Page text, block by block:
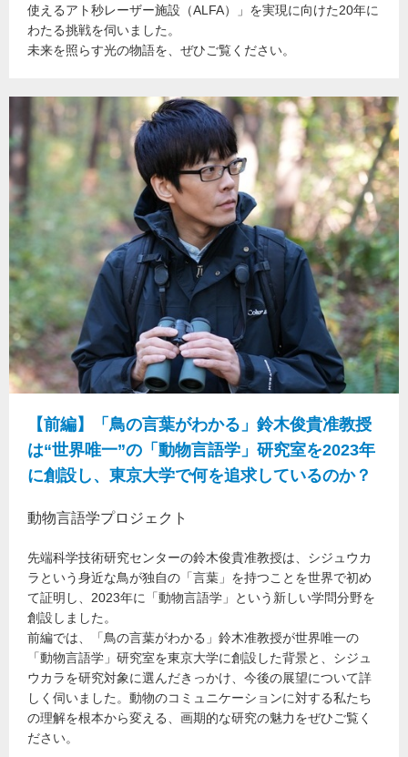
使えるアト秒レーザー施設（ALFA）」を実現に向けた20年に
わたる挑戦を伺いました。
未来を照らす光の物語を、ぜひご覧ください。
【前編】「鳥の言葉がわかる」鈴木俊貴准教授
は“世界唯一”の「動物言語学」研究室を2023年
に創設し、東京大学で何を追求しているのか？
動物言語学プロジェクト
先端科学技術研究センターの鈴木俊貴准教授は、シジュウカ
ラという身近な鳥が独自の「言葉」を持つことを世界で初め
て証明し、2023年に「動物言語学」という新しい学問分野を
創設しました。
前編では、「鳥の言葉がわかる」鈴木准教授が世界唯一の
「動物言語学」研究室を東京大学に創設した背景と、シジュ
ウカラを研究対象に選んだきっかけ、今後の展望について詳
しく伺いました。動物のコミュニケーションに対する私たち
の理解を根本から変える、画期的な研究の魅力をぜひご覧く
ださい。